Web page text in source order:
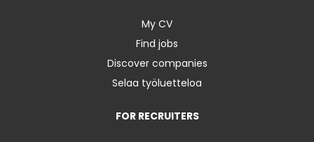
My CV
Find jobs
Discover companies
Selaa työluetteloa
FOR RECRUITERS